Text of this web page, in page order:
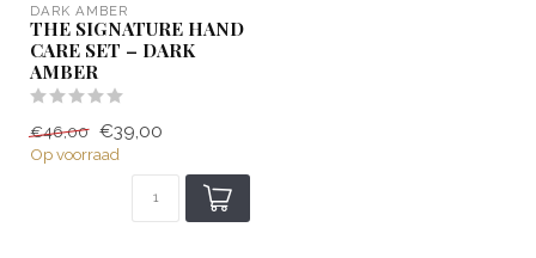
DARK AMBER
THE SIGNATURE HAND
CARE SET – DARK
AMBER
€46,00 €39,00
Op voorraad